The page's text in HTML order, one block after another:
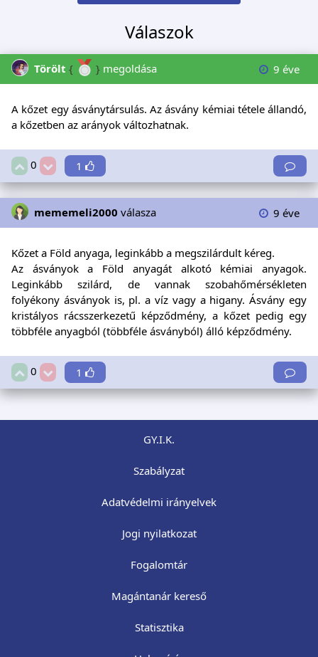
Válaszok
Törölt { } megoldása 9 éve
A kőzet egy ásványtársulás. Az ásvány kémiai tétele állandó,
a kőzetben az arányok változhatnak.
0 1
mememeli2000 válasza 9 éve
Kőzet a Föld anyaga, leginkább a megszilárdult kéreg.
Az ásványok a Föld anyagát alkotó kémiai anyagok.
Leginkább szilárd, de vannak szobahőmérsékleten
folyékony ásványok is, pl. a víz vagy a higany. Ásvány egy
kristályos rácsszerkezetű képződmény, a kőzet pedig egy
többféle anyagból (többféle ásványból) álló képződmény.
0 1
GY.I.K.
Szabályzat
Adatvédelmi irányelvek
Jogi nyilatkozat
Fogalomtár
Magántanár kereső
Statisztika